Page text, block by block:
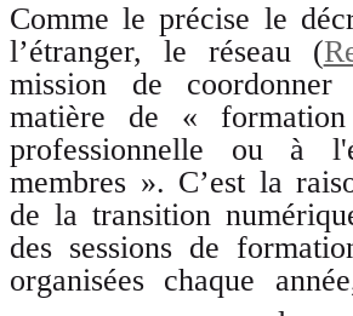
Comme le précise le
l’étranger, le réseau (
mission de
matière de «
professionnelle ou à
membres ». C’est la
de la transition
des sessions de
organisées chaque